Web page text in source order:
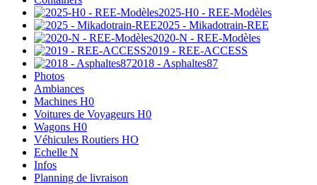
2025-H0 - REE-Modèles
2025 - Mikadotrain-REE
2020-N - REE-Modèles
2019 - REE-ACCESS
2018 - Asphaltes87
Photos
Ambiances
Machines H0
Voitures de Voyageurs H0
Wagons H0
Véhicules Routiers HO
Echelle N
Infos
Planning de livraison